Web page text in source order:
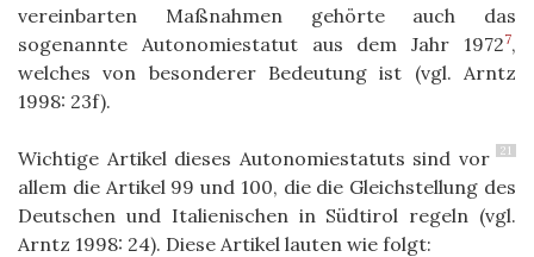
vereinbarten Maßnahmen gehörte auch das
sogenannte Autonomiestatut aus dem Jahr 19727,
welches von besonderer Bedeutung ist (vgl. Arntz
1998: 23f).
21
Wichtige Artikel dieses Autonomiestatuts sind vor
allem die Artikel 99 und 100, die die Gleichstellung des
Deutschen und Italienischen in Südtirol regeln (vgl.
Arntz 1998: 24). Diese Artikel lauten wie folgt: